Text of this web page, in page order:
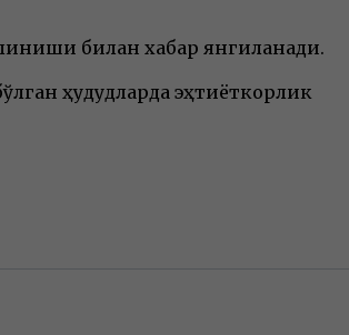
билан хабар янгиланади.
ҳудудларда эҳтиёткорлик